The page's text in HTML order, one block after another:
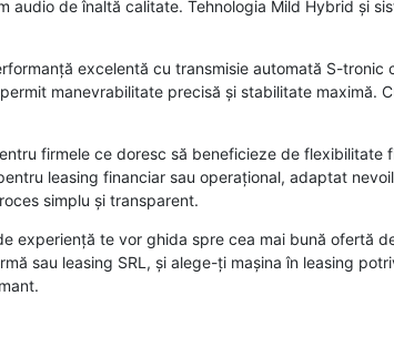
de înaltă calitate. Tehnologia Mild Hybrid și
excelentă cu transmisie automată S-
manevrabilitate precisă și stabilitate maximă.
firmele ce doresc să beneficieze de flexibilitate
leasing financiar sau operațional, adaptat
simplu și transparent.
experiență te vor ghida spre cea mai bună ofertă
sau leasing SRL, și alege-ți mașina în leasing